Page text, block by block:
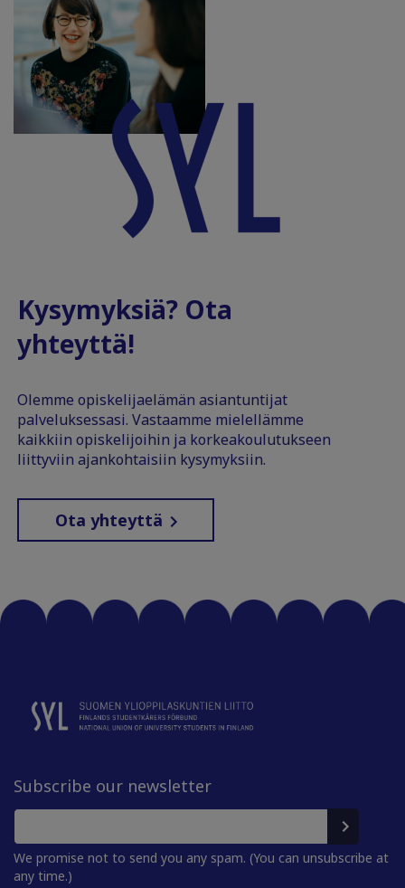
Kysymyksiä? Ota
yhteyttä!
Olemme opiskelijaelämän asiantuntijat
palveluksessasi. Vastaamme mielellämme
kaikkiin opiskelijoihin ja korkeakoulutukseen
liittyviin ajankohtaisiin kysymyksiin.
Ota yhteyttä
Subscribe our newsletter
We promise not to send you any spam. (You can unsubscribe at
any time.)